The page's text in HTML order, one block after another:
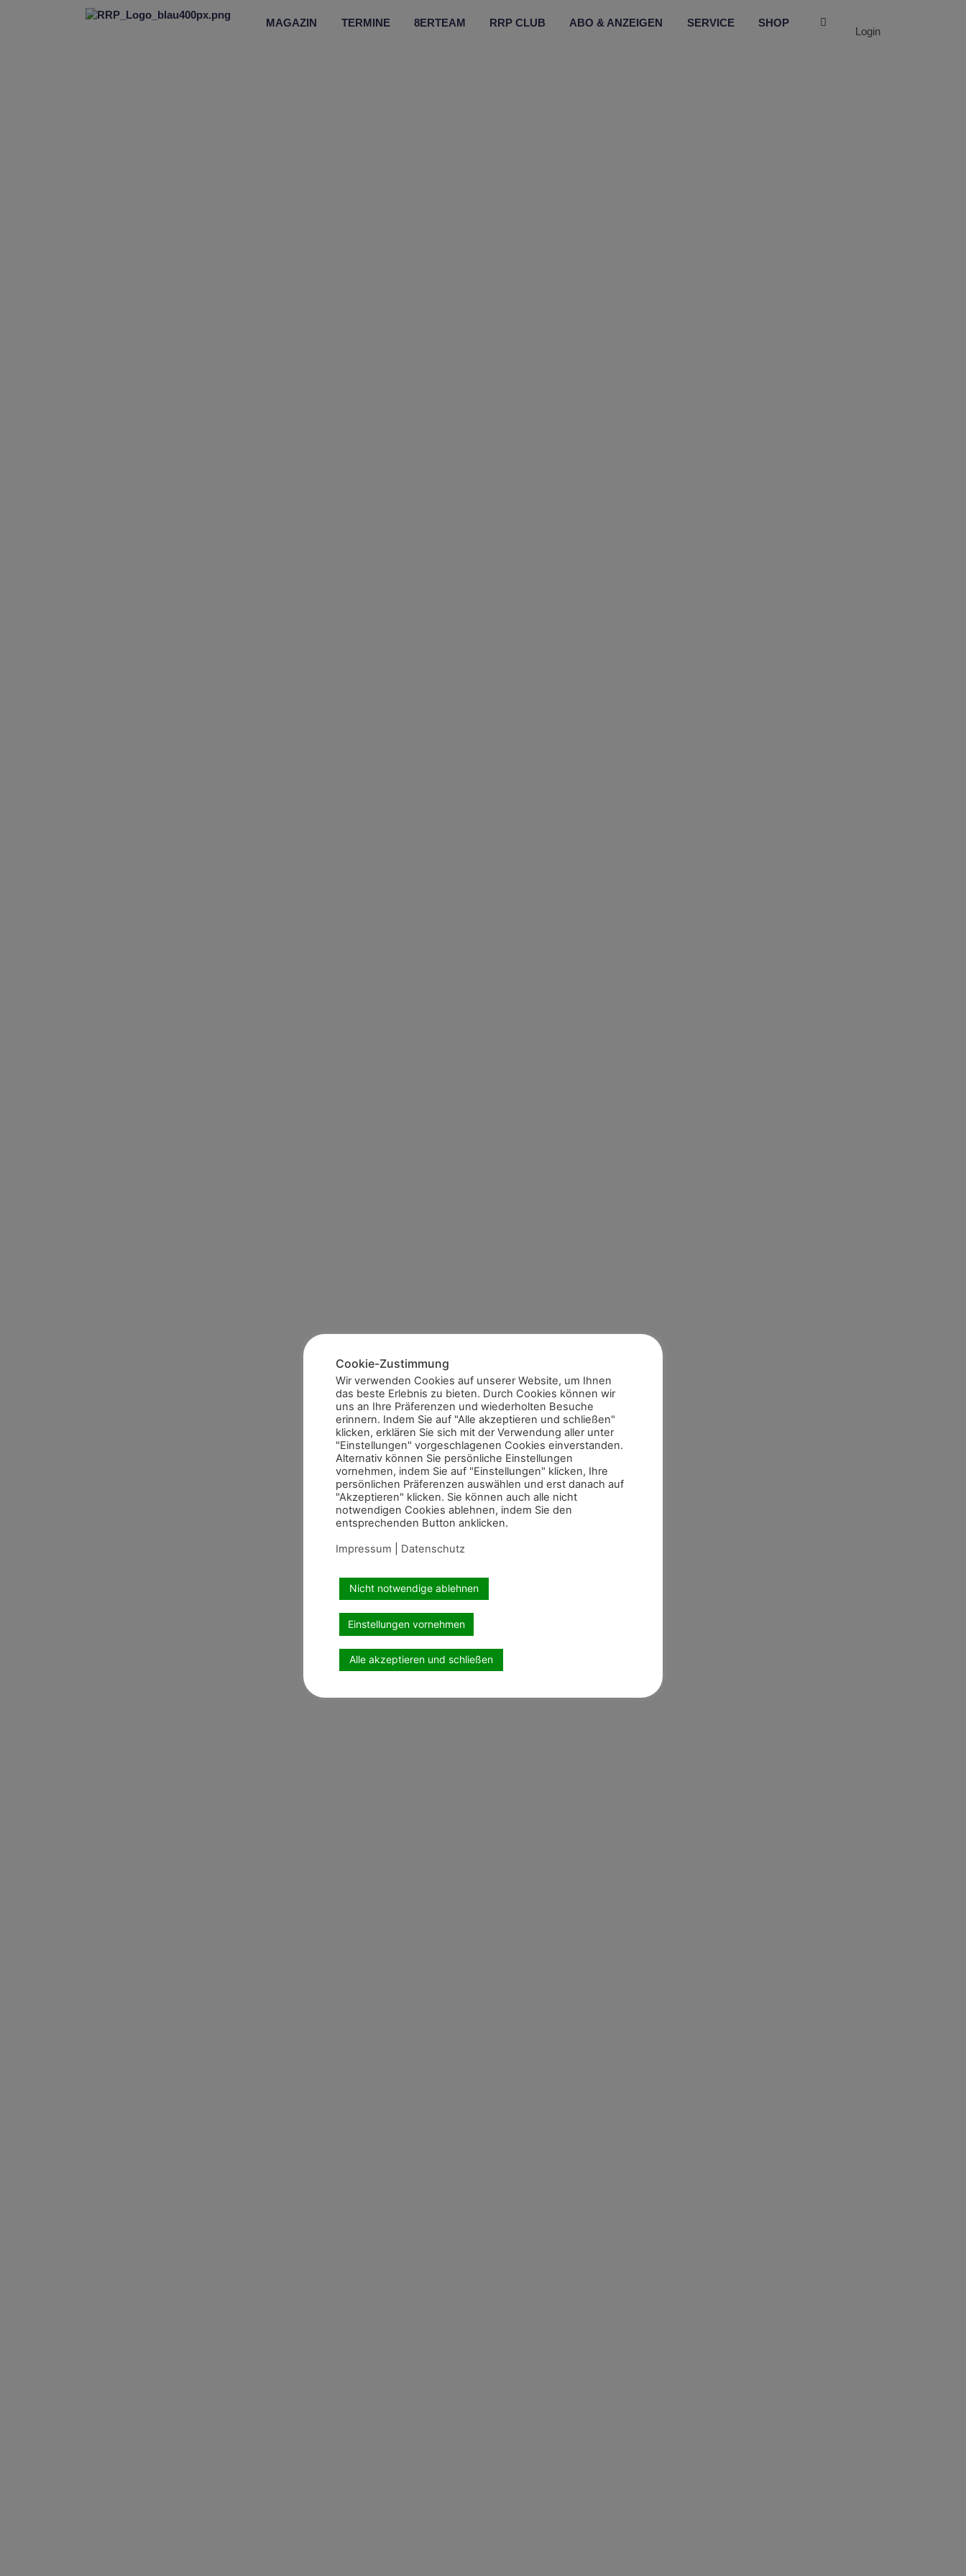
MAGAZIN TERMINE 8ERTEAM RRP CLUB ABO & ANZEIGEN SERVICE SHOP
Login
Cookie-Zustimmung
Wir verwenden Cookies auf unserer Website, um Ihnen
das beste Erlebnis zu bieten. Durch Cookies können wir
uns an Ihre Präferenzen und wiederholten Besuche
erinnern. Indem Sie auf "Alle akzeptieren und schließen"
klicken, erklären Sie sich mit der Verwendung aller unter
"Einstellungen" vorgeschlagenen Cookies einverstanden.
Alternativ können Sie persönliche Einstellungen
vornehmen, indem Sie auf "Einstellungen" klicken, Ihre
persönlichen Präferenzen auswählen und erst danach auf
"Akzeptieren" klicken. Sie können auch alle nicht
notwendigen Cookies ablehnen, indem Sie den
entsprechenden Button anklicken.
Impressum
Datenschutz
Nicht notwendige ablehnen
Einstellungen vornehmen
Alle akzeptieren und schließen